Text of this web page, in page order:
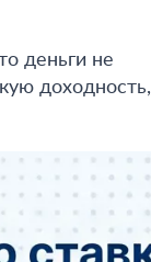
деньги не
доходность,